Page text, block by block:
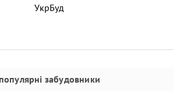
УкрБуд
популярні забудовники